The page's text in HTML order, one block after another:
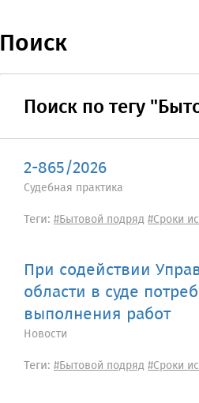
Поиск
Поиск по тегу
2-865/2026
Судебная практика
Теги: #Бытовой подряд#Сроки
При содействии
области в суде
выполнения работ
Новости
Теги: #Бытовой подряд#Сроки